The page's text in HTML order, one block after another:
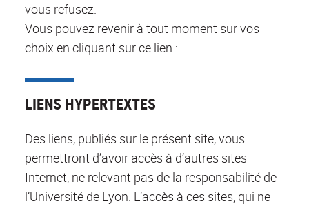
vous refusez.
Vous pouvez revenir à tout moment sur vos
choix en cliquant sur ce lien :
LIENS HYPERTEXTES
Des liens, publiés sur le présent site, vous
permettront d’avoir accès à d’autres sites
Internet, ne relevant pas de la responsabilité de
l’Université de Lyon. L’accès à ces sites, qui ne